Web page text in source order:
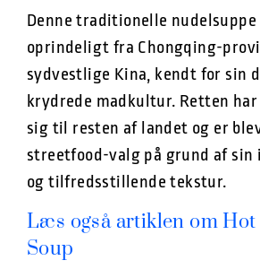
Denne traditionelle
oprindeligt fra Chongqing-
sydvestlige Kina, kendt for sin
krydrede madkultur. Retten
sig til resten af landet og er
streetfood-valg på grund af sin
og tilfredsstillende tekstur.
Læs også artiklen om
Soup